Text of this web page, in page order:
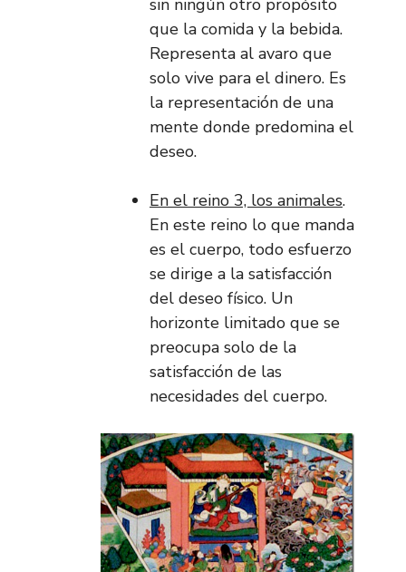
sin ningún otro propósito
que la comida y la bebida.
Representa al avaro que
solo vive para el dinero. Es
la representación de una
mente donde predomina el
deseo.
En el reino 3, los animales.
En este reino lo que manda
es el cuerpo, todo esfuerzo
se dirige a la satisfacción
del deseo físico. Un
horizonte limitado que se
preocupa solo de la
satisfacción de las
necesidades del cuerpo.